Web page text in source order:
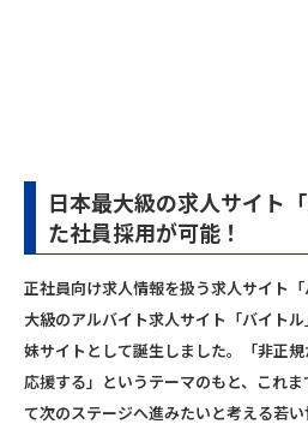
日本最⼤級の求⼈サイト
た社員採⽤が可能！
正社員向け求人情報を扱う求人サイト
大級のアルバイト求人サイト「バイト
妹サイトとして誕生しました。「非正
応援する」というテーマのもと、これ
て次のステージへ進みたいと考える若